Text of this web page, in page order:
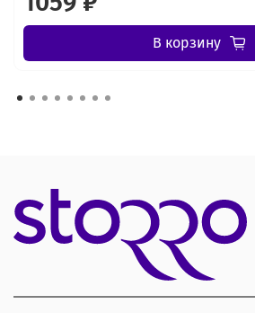
В корзину